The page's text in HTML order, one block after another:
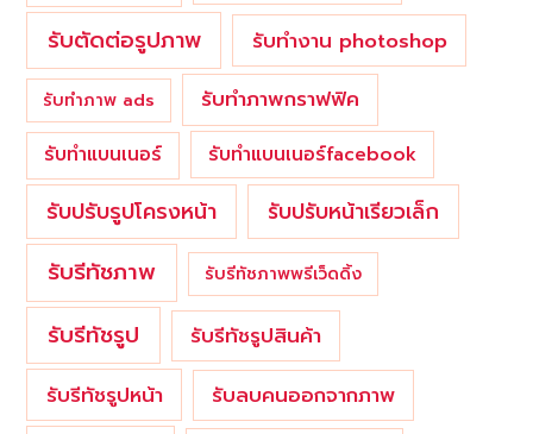
รับตัดต่อรูปภาพ รับทำงาน photoshop
รับทำภาพ ads รับทำภาพกราฟฟิค
รับทำแบนเนอร์ รับทำแบนเนอร์facebook
รับปรับรูปโครงหน้า รับปรับหน้าเรียวเล็ก
รับรีทัชภาพ รับรีทัชภาพพรีเว็ดดิ้ง
รับรีทัชรูป
รับรีทัชรูปสินค้า
รับรีทัชรูปหน้า
รับลบคนออกจากภาพ